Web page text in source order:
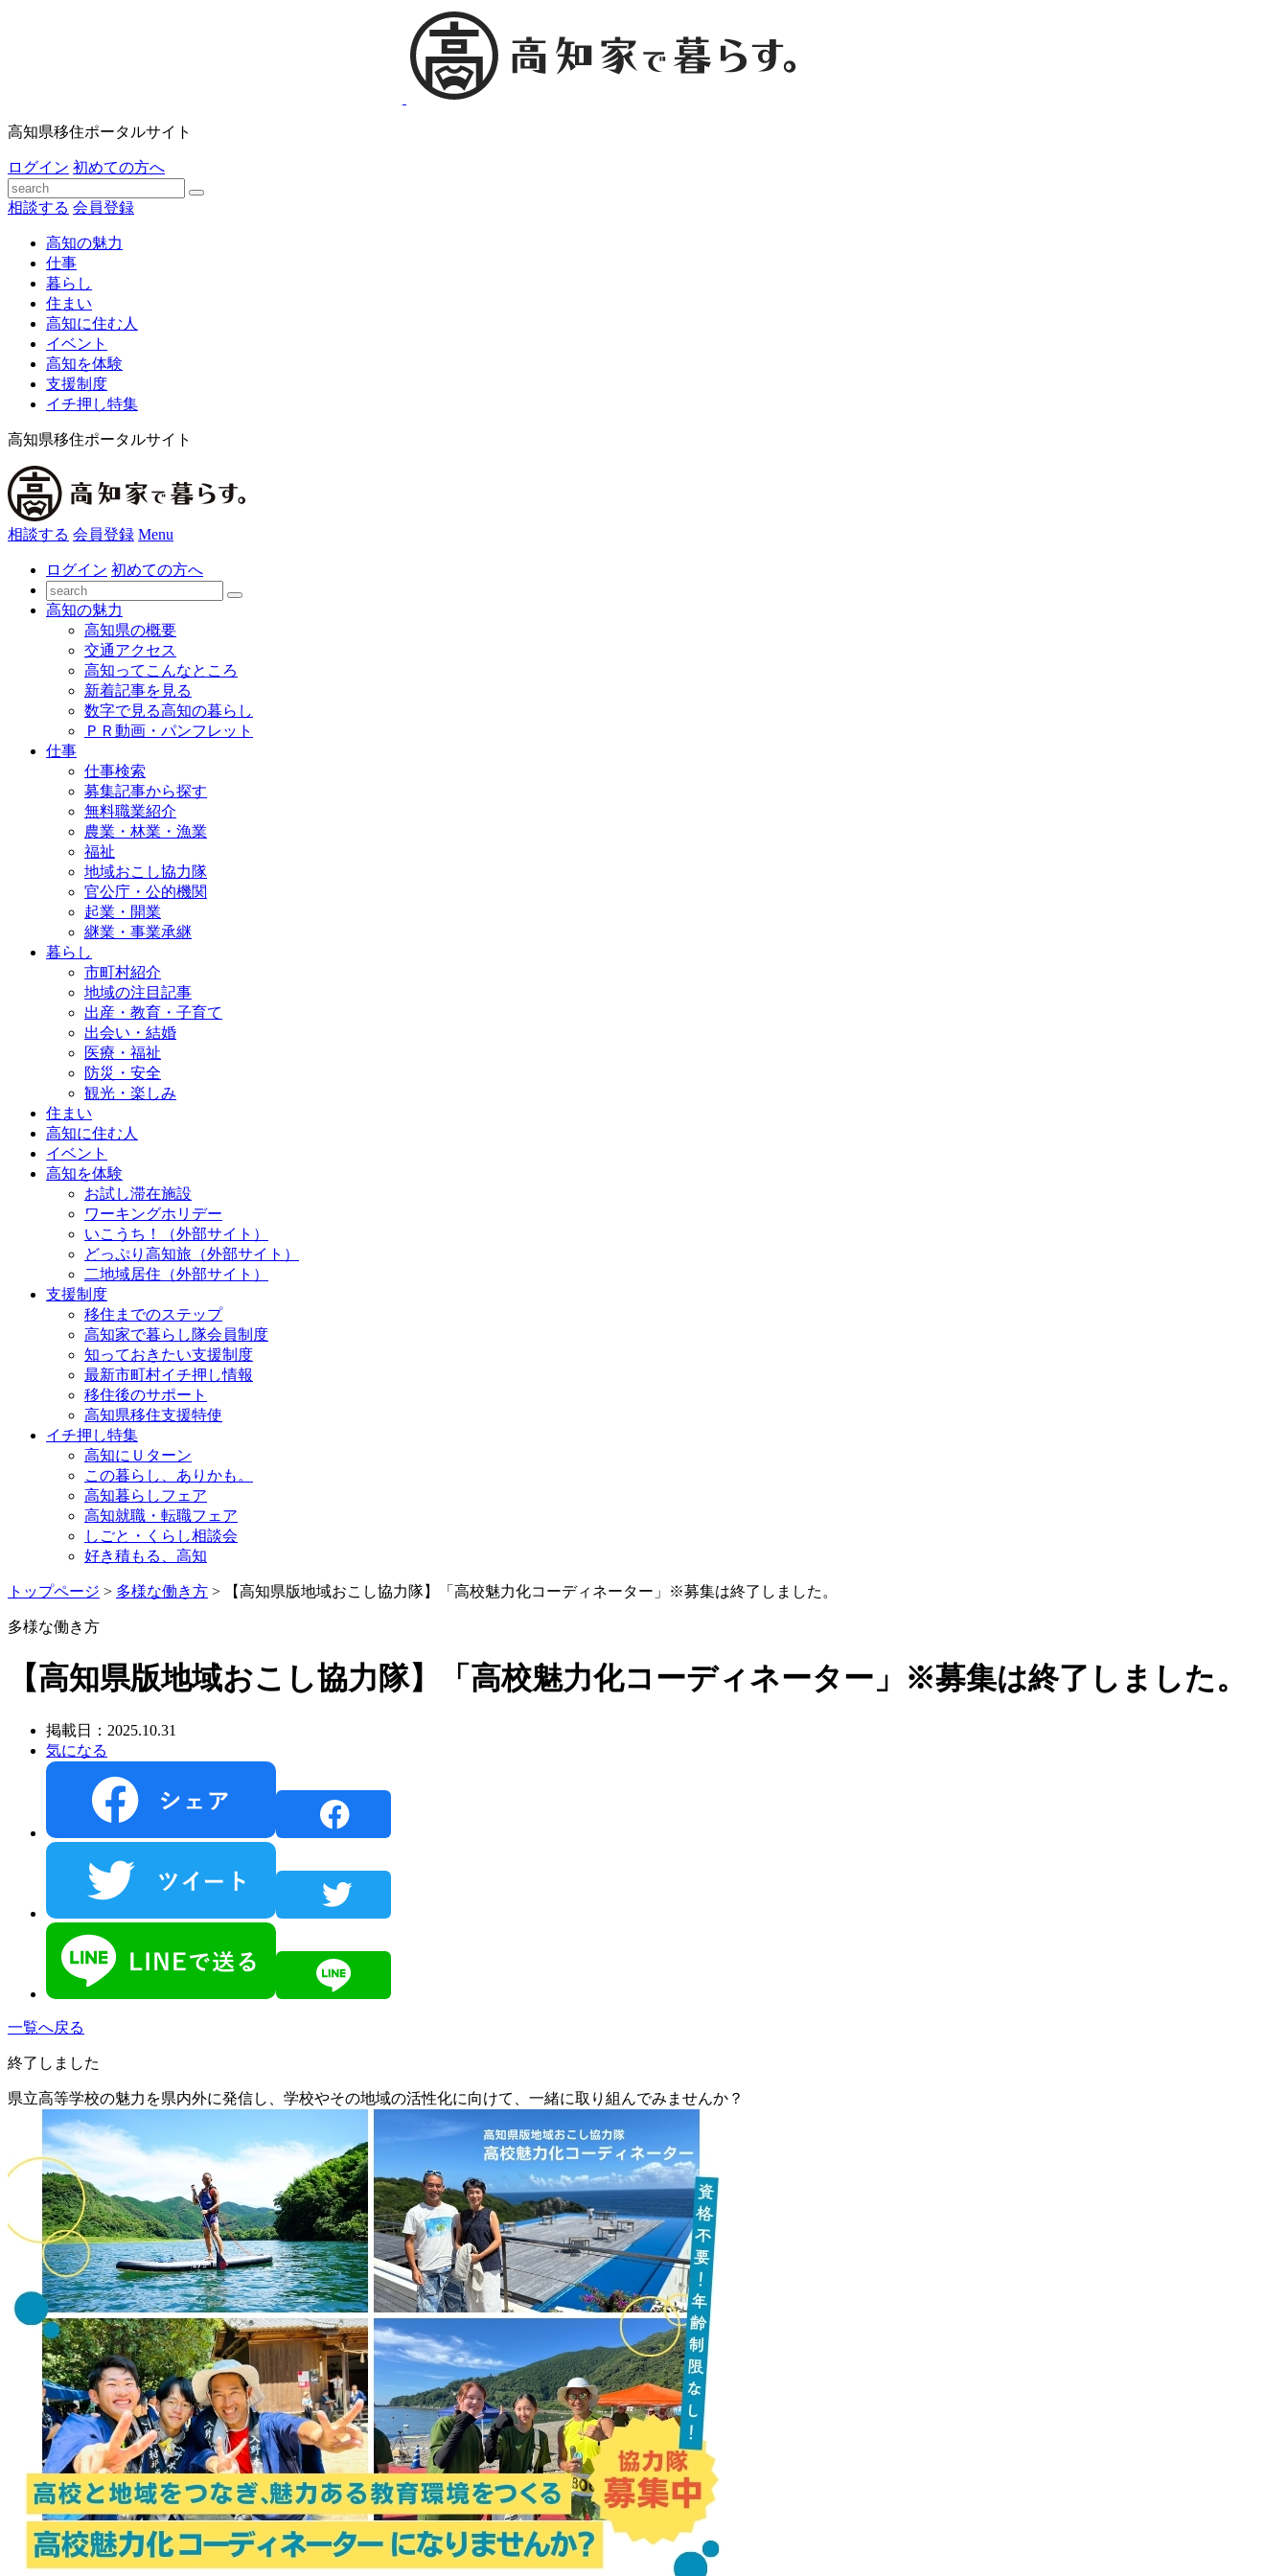
高知県移住ポータルサイト
ログイン 初めての方へ
相談する 会員登録
高知の魅力
仕事
暮らし
住まい
高知に住む人
イベント
高知を体験
支援制度
イチ押し特集
高知県移住ポータルサイト
相談する 会員登録 Menu
ログイン 初めての方へ
高知の魅力
高知県の概要
交通アクセス
高知ってこんなところ
新着記事を見る
数字で見る高知の暮らし
ＰＲ動画・パンフレット
仕事
仕事検索
募集記事から探す
無料職業紹介
農業・林業・漁業
福祉
地域おこし協力隊
官公庁・公的機関
起業・開業
継業・事業承継
暮らし
市町村紹介
地域の注目記事
出産・教育・子育て
出会い・結婚
医療・福祉
防災・安全
観光・楽しみ
住まい
高知に住む人
イベント
高知を体験
お試し滞在施設
ワーキングホリデー
いこうち！（外部サイト）
どっぷり高知旅（外部サイト）
二地域居住（外部サイト）
支援制度
移住までのステップ
高知家で暮らし隊会員制度
知っておきたい支援制度
最新市町村イチ押し情報
移住後のサポート
高知県移住支援特使
イチ押し特集
高知にＵターン
この暮らし、ありかも。
高知暮らしフェア
高知就職・転職フェア
しごと・くらし相談会
好き積もる、高知
トップページ > 多様な働き方 > 【高知県版地域おこし協力隊】「高校魅力化コーディネーター」※募集は終了しました。
多様な働き方
【高知県版地域おこし協力隊】「高校魅力化コーディネーター」※募集は終了しました。
掲載日：2025.10.31
気になる
一覧へ戻る
終了しました
県立高等学校の魅力を県内外に発信し、学校やその地域の活性化に向けて、一緒に取り組んでみませんか？